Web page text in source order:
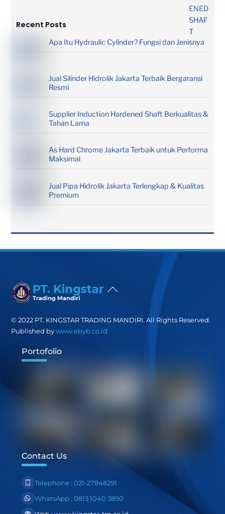
Recent Posts
Apa Itu Hydraulic Cylinder? Fungsi dan Jenisnya
Jual Silinder Hidrolik Jakarta Terbaik Bergaransi
Resmi
Supplier Induction Hardened Shaft Berkualitas &
Tahan Lama
As Hard Chrome Jakarta Terbaik untuk Performa
Maksimal
Jual Pipa Hidrolik Jakarta Terlengkap & Kualitas
Premium
Back
© 2022 PT. KINGSTAR TRADING MANDIRI. All Rights Reserved.
Published bywww.ebyb.co.id
Portofolio
Contact Us
Telephone : 021-27848291
WhatsApp : 0813 1040 3890